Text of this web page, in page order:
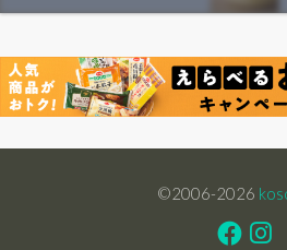
©2006-2026